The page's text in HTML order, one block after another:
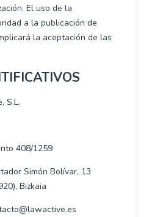
El uso de la
a la publicación de
la aceptación de las
S.L.
408/1259
Simón Bolívar, 13
Bizkaia